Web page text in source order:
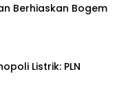
Berhiaskan Bogem
Listrik: PLN